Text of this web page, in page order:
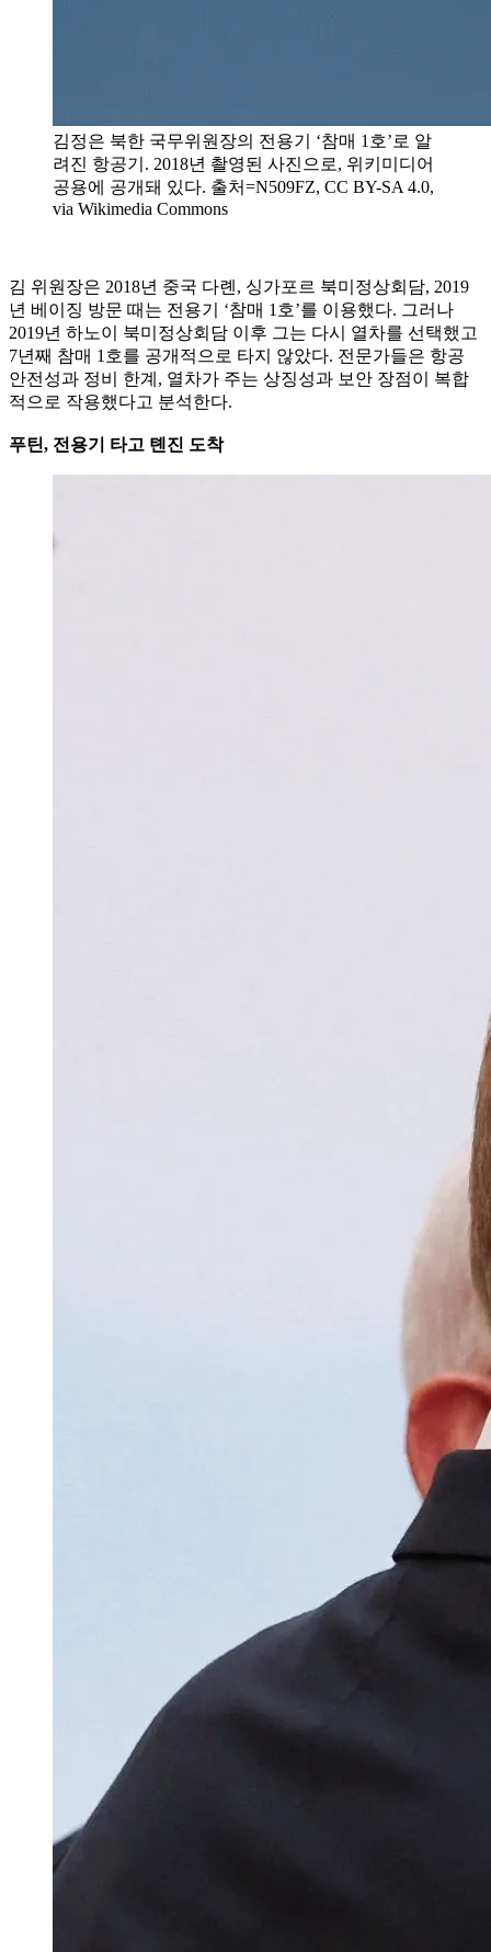
김정은 북한 국무위원장의 전용기 ‘참매 1호’로 알
려진 항공기. 2018년 촬영된 사진으로, 위키미디어
공용에 공개돼 있다. 출처=N509FZ, CC BY-SA 4.0,
via Wikimedia Commons
김 위원장은 2018년 중국 다롄, 싱가포르 북미정상회담, 2019
년 베이징 방문 때는 전용기 ‘참매 1호’를 이용했다. 그러나
2019년 하노이 북미정상회담 이후 그는 다시 열차를 선택했고
7년째 참매 1호를 공개적으로 타지 않았다. 전문가들은 항공
안전성과 정비 한계, 열차가 주는 상징성과 보안 장점이 복합
적으로 작용했다고 분석한다.
푸틴, 전용기 타고 톈진 도착